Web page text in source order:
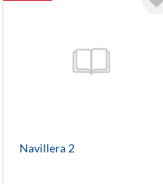
Navillera 2